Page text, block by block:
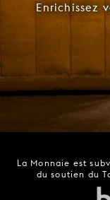
Enrichissez
La Monnaie est
du soutien du